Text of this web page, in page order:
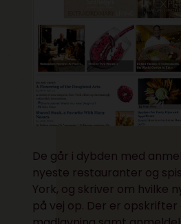
De går i dybden med
nyeste restauranter og
York, og skriver om hvilke
på vej op. Der er